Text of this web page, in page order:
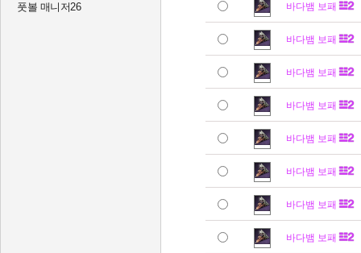
풋볼 매니저26
바다뱀 보패
바다뱀 보패
바다뱀 보패
바다뱀 보패
바다뱀 보패
바다뱀 보패
바다뱀 보패
바다뱀 보패